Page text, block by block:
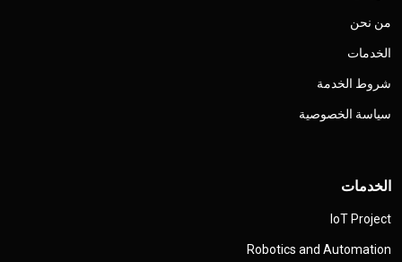
من نحن
الخدمات
شروط الخدمة
سياسة الخصوصية
الخدمات
IoT Project
Robotics and Automation